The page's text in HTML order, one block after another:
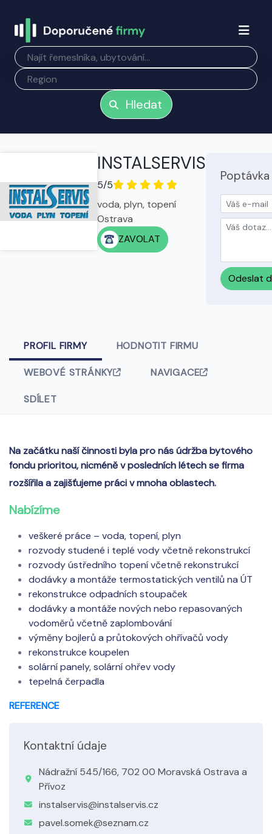
Hledat
INSTALSERVIS
5/5
voda, plyn, topení
Ostrava
ZAVOLAT
Poptávka
Odeslat
PROFIL FIRMY HODNOTIT FIRMU
WEBOVÉ STRÁNKY NAVIGACE
SDÍLET
Na začátku naší činnosti byla pro nás údržba bytového
fondu prioritou, nicméně v posledních létech se firma
rozšířila a zajišťujeme práci v mnoha oblastech.
Nabízíme
veškeré práce – voda, topení, plyn
rozvody studené i teplé vody včetně rekonstrukcí
rozvody ústředního topení včetně rekonstrukcí
dodávky a montáže termostatických ventilů na ÚT
rekonstrukce odpadních stoupaček
dodávky a montáže nových nebo repasovaných
vodoměrů včetně zaplombování
výměny bojlerů a průtokových ohřívačů vody
rekonstrukce koupelen
solární panely, solární ohřev vody
tepelná čerpadla
REFERENCE
Kontaktní údaje
Nádražní 545/166, 702 00 Moravská Ostrava a
Přívoz
instalservis@instalservis.cz
pavel.somek@seznam.cz